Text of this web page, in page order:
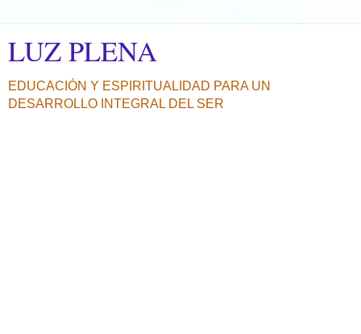
LUZ PLENA
EDUCACIÓN Y ESPIRITUALIDAD PARA UN
DESARROLLO INTEGRAL DEL SER